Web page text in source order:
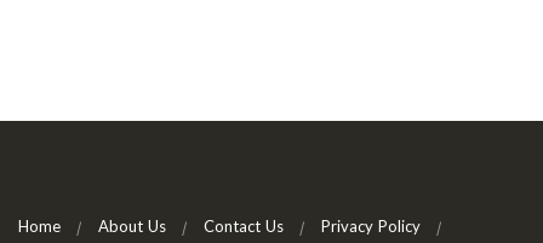
Home About Us Contact Us
Privacy Policy